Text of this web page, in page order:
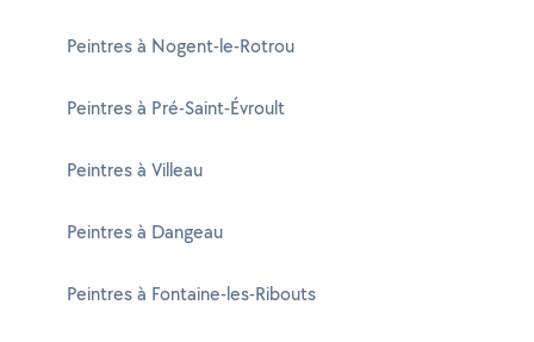
Peintres à Nogent-le-Rotrou
Peintres à Pré-Saint-Évroult
Peintres à Villeau
Peintres à Dangeau
Peintres à Fontaine-les-Ribouts